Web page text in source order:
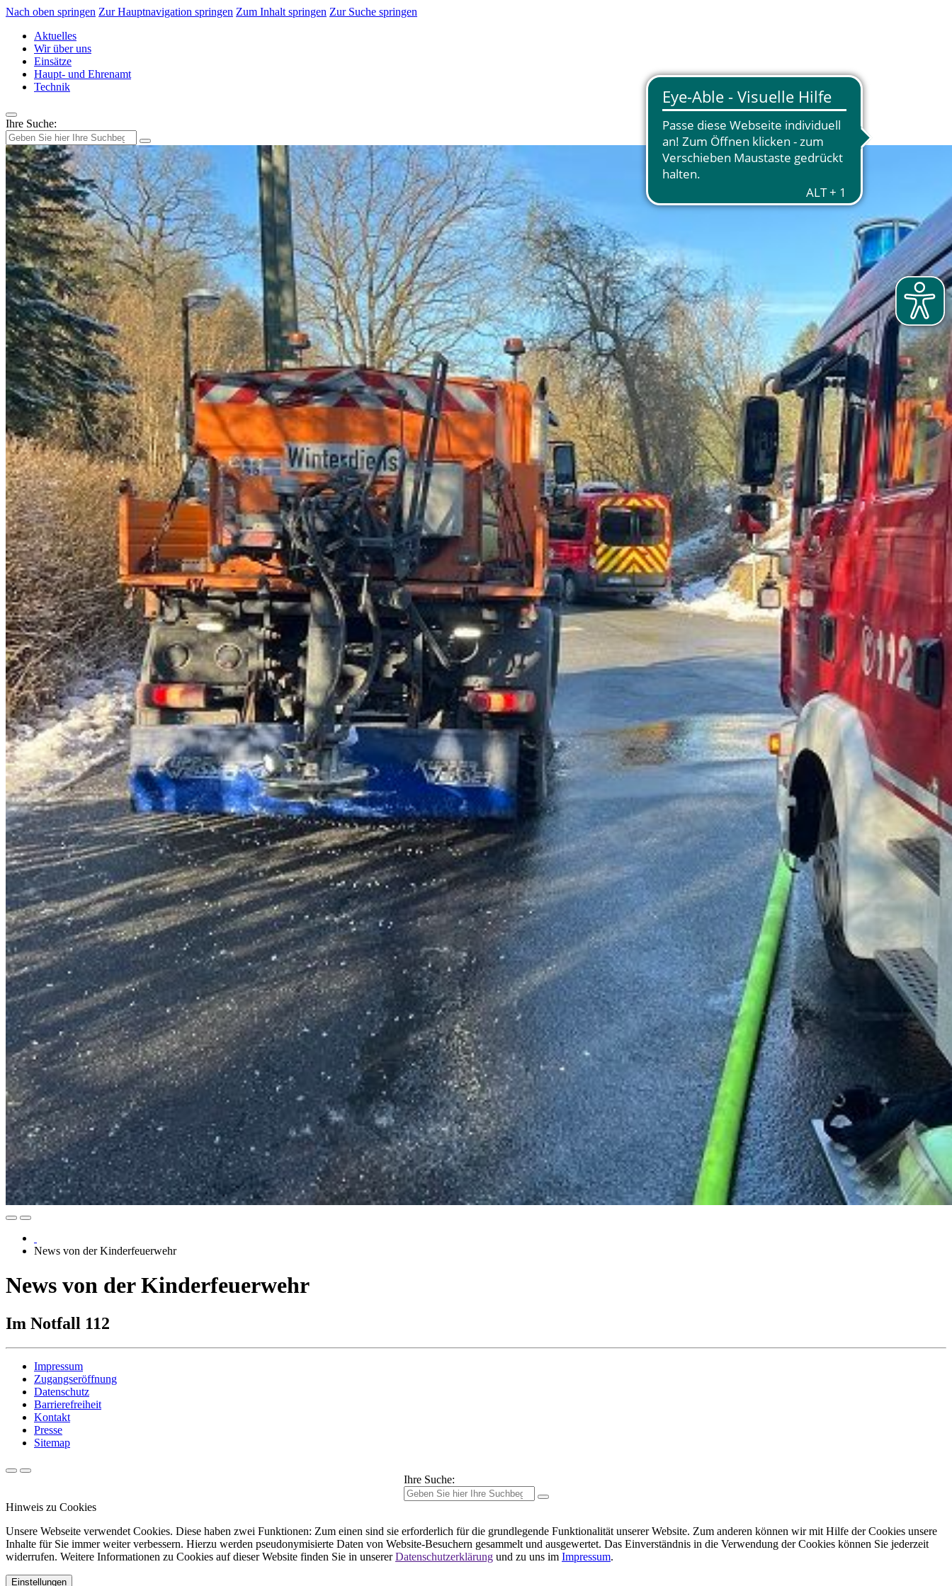
Nach oben springen Zur Hauptnavigation springen Zum Inhalt springen Zur Suche springen
Aktuelles
Wir über uns
Einsätze
Haupt- und Ehrenamt
Technik
Ihre Suche:
News von der Kinderfeuerwehr
News von der Kinderfeuerwehr
Im Notfall 112
Impressum
Zugangseröffnung
Datenschutz
Barrierefreiheit
Kontakt
Presse
Sitemap
Ihre Suche:
Hinweis zu Cookies
Unsere Webseite verwendet Cookies. Diese haben zwei Funktionen: Zum einen sind sie erforderlich für die grundlegende Funktionalität unserer Website. Zum anderen können wir mit Hilfe der Cookies unsere
Inhalte für Sie immer weiter verbessern. Hierzu werden pseudonymisierte Daten von Website-Besuchern gesammelt und ausgewertet. Das Einverständnis in die Verwendung der Cookies können Sie jederzeit
widerrufen. Weitere Informationen zu Cookies auf dieser Website finden Sie in unsererDatenschutzerklärung und zu uns im Impressum.
Einstellungen